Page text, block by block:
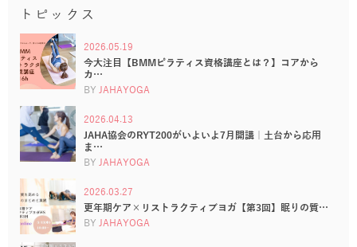
トピックス
2026.05.19
今大注目【BMMピラティス資格講座とは？】コアから
カ…
BY JAHAYOGA
2026.04.13
JAHA協会のRYT200がいよいよ7月開講｜土台から応用
ま…
BY JAHAYOGA
2026.03.27
更年期ケア×リストラクティブヨガ【第3回】眠りの質…
BY JAHAYOGA